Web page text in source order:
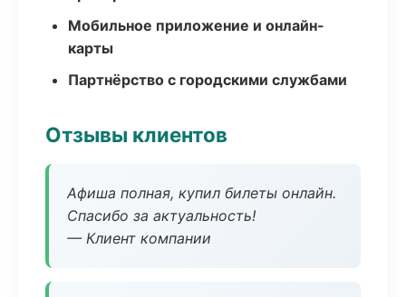
Мобильное приложение и онлайн-
карты
Партнёрство с городскими службами
Отзывы клиентов
Афиша полная, купил билеты онлайн.
Спасибо за актуальность!
— Клиент компании